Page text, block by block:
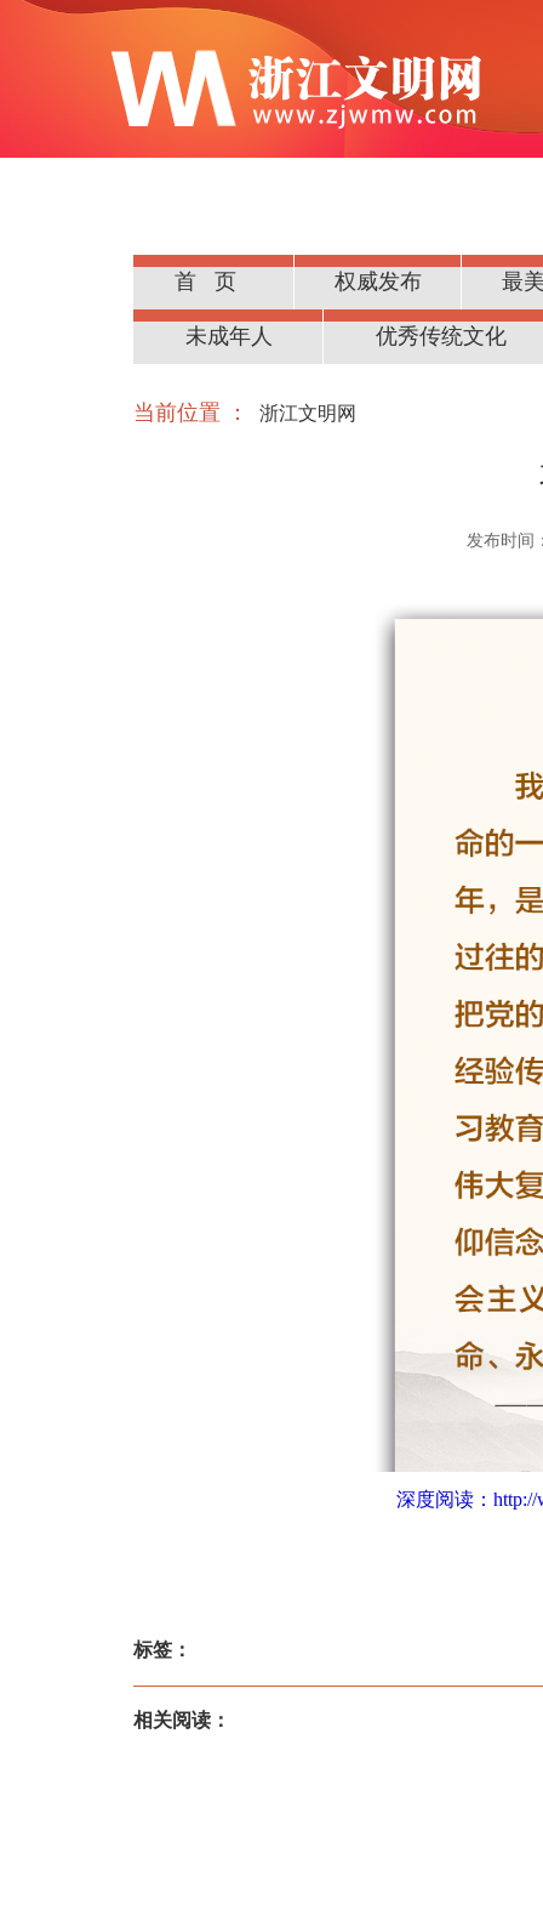
首页 权威发布 最
公民道德
未成年人 优秀传统文化
当前位置 ： 浙江文明网
发布时间
深度阅读： http://
标签：
相关阅读：